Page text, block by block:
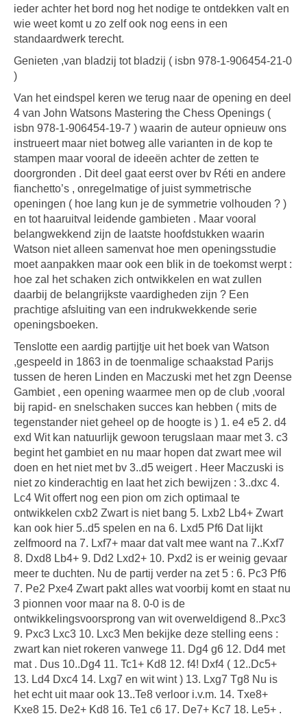
ieder achter het bord nog het nodige te ontdekken valt en
wie weet komt u zo zelf ook nog eens in een
standaardwerk terecht.
Genieten ,van bladzij tot bladzij ( isbn 978-1-906454-21-0
)
Van het eindspel keren we terug naar de opening en deel
4 van John Watsons Mastering the Chess Openings (
isbn 978-1-906454-19-7 ) waarin de auteur opnieuw ons
instrueert maar niet botweg alle varianten in de kop te
stampen maar vooral de ideeën achter de zetten te
doorgronden . Dit deel gaat eerst over bv Réti en andere
fianchetto’s , onregelmatige of juist symmetrische
openingen ( hoe lang kun je de symmetrie volhouden ? )
en tot haaruitval leidende gambieten . Maar vooral
belangwekkend zijn de laatste hoofdstukken waarin
Watson niet alleen samenvat hoe men openingsstudie
moet aanpakken maar ook een blik in de toekomst werpt :
hoe zal het schaken zich ontwikkelen en wat zullen
daarbij de belangrijkste vaardigheden zijn ? Een
prachtige afsluiting van een indrukwekkende serie
openingsboeken.
Tenslotte een aardig partijtje uit het boek van Watson
,gespeeld in 1863 in de toenmalige schaakstad Parijs
tussen de heren Linden en Maczuski met het zgn Deense
Gambiet , een opening waarmee men op de club ,vooral
bij rapid- en snelschaken succes kan hebben ( mits de
tegenstander niet geheel op de hoogte is ) 1. e4 e5 2. d4
exd Wit kan natuurlijk gewoon terugslaan maar met 3. c3
begint het gambiet en nu maar hopen dat zwart mee wil
doen en het niet met bv 3..d5 weigert . Heer Maczuski is
niet zo kinderachtig en laat het zich bewijzen : 3..dxc 4.
Lc4 Wit offert nog een pion om zich optimaal te
ontwikkelen cxb2 Zwart is niet bang 5. Lxb2 Lb4+ Zwart
kan ook hier 5..d5 spelen en na 6. Lxd5 Pf6 Dat lijkt
zelfmoord na 7. Lxf7+ maar dat valt mee want na 7..Kxf7
8. Dxd8 Lb4+ 9. Dd2 Lxd2+ 10. Pxd2 is er weinig gevaar
meer te duchten. Nu de partij verder na zet 5 : 6. Pc3 Pf6
7. Pe2 Pxe4 Zwart pakt alles wat voorbij komt en staat nu
3 pionnen voor maar na 8. 0-0 is de
ontwikkelingsvoorsprong van wit overweldigend 8..Pxc3
9. Pxc3 Lxc3 10. Lxc3 Men bekijke deze stelling eens :
zwart kan niet rokeren vanwege 11. Dg4 g6 12. Dd4 met
mat . Dus 10..Dg4 11. Tc1+ Kd8 12. f4! Dxf4 ( 12..Dc5+
13. Ld4 Dxc4 14. Lxg7 en wit wint ) 13. Lxg7 Tg8 Nu is
het echt uit maar ook 13..Te8 verloor i.v.m. 14. Txe8+
Kxe8 15. De2+ Kd8 16. Te1 c6 17. De7+ Kc7 18. Le5+ .